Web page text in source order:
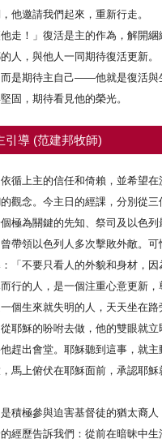
他邀請我們起來，重新行走。
走！」復活是主的作為，解開
人，與他人一同期待復活更新。
是期待主自己——他就是復活
固，期待看見他的榮光。
引導 (范建邦牧師)
循上主的信任和倚賴，並希望
觀念。今主日的經課，分別從
極為關鍵的先知、祭司及以色
帶領以色列人多次擊敗外敵。
「不要只看人的外貌和身材，
行的人，是一個注重心意更新
個生來就失明的人，天天坐在
耶穌的吩咐去做，他的雙眼就
趕出會堂。耶穌聽到這事，就
馬上俯伏在耶穌面前，承認耶
積極參與迫害基督徒的猶太裔
經歷告訴我們：從前在暗昧中